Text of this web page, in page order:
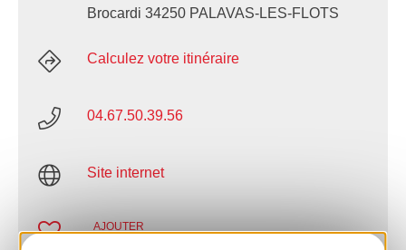
Brocardi 34250 PALAVAS-LES-FLOTS
Calculez votre itinéraire
04.67.50.39.56
Site internet
AJOUTER
AU CARNET